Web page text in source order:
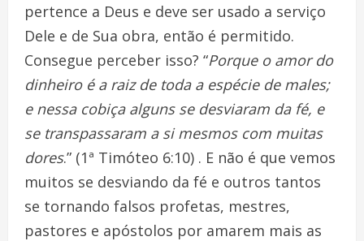
pertence a Deus e deve ser usado a serviço
Dele e de Sua obra, então é permitido.
Consegue perceber isso? “Porque o amor do
dinheiro é a raiz de toda a espécie de males;
e nessa cobiça alguns se desviaram da fé, e
se transpassaram a si mesmos com muitas
dores.” (1ª Timóteo 6:10) . E não é que vemos
muitos se desviando da fé e outros tantos
se tornando falsos profetas, mestres,
pastores e apóstolos por amarem mais as